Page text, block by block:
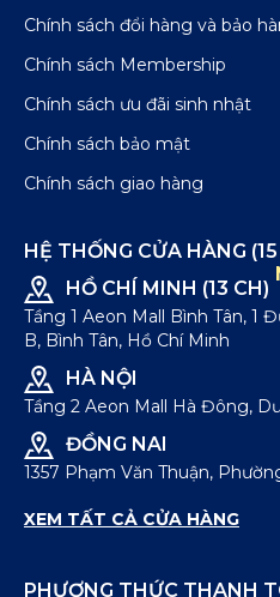
trong tên thương hiệu.
phát triển bởi đội ngũ
cảm giác mát lạnh ngay
Spandex, giúp bề mặt vải
hoạt và nhanh khô.
Chính sách đổi hàng và bảo
Chính sách Membership
Chính sách ưu đãi sinh nhật
Chính sách bảo mật
Chính sách giao hàng
HỆ THỐNG CỬA HÀNG
HỒ CHÍ MINH (13 CH)
Tầng 1 Aeon Mall Bình Tân, 1
B, Bình Tân, Hồ Chí Minh
HÀ NỘI
Tầng 2 Aeon Mall Hà Đông,
ĐỒNG NAI
1357 Phạm Văn Thuận,
XEM TẤT CẢ CỬA HÀNG
PHƯƠNG THỨC THANH